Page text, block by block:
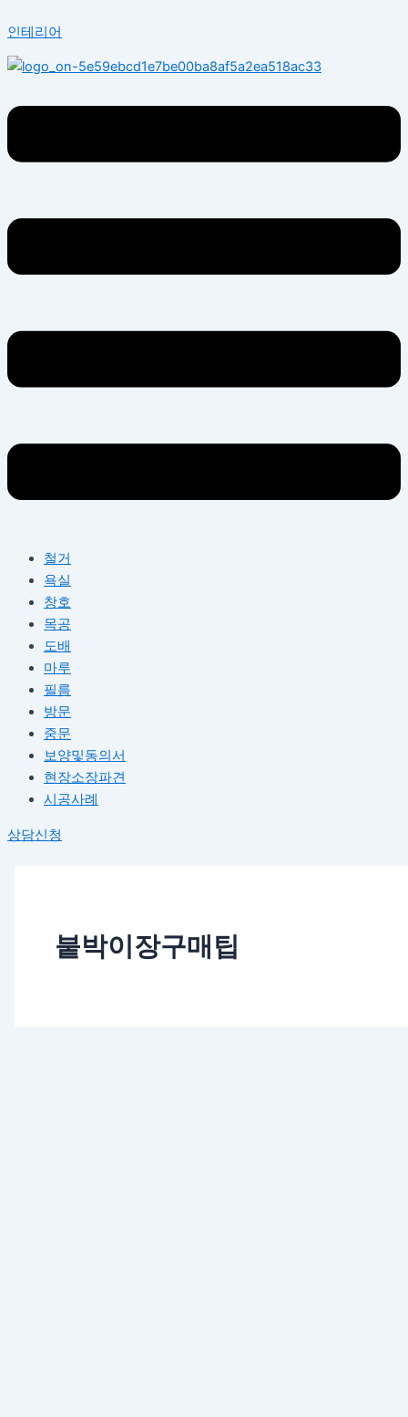
텐
츠
로
너
기
인테리어
철거
욕실
창호
목공
도배
마루
필름
방문
중문
보양및동의서
현장소장파견
시공사례
상담신청
붙박이장구매팁